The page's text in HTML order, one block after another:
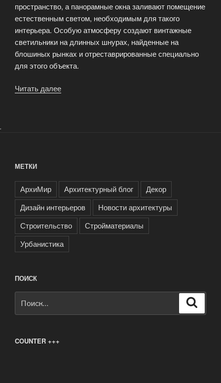
пространство, а панорамные окна заливают помещение
естественным светом, необходимым для такого
интерьера. Особую атмосферу создают винтажные
светильники на длинных шнурах, найденные на
блошиных рынках и отреставрированные специально
для этого объекта.
Читать далее
архитекторов
портала»
.
МЕТКИ
АрхиМир Архитектурный блог
Декор
Дизайн интерьеров
Новости архитектуры
Строительство
Стройматериалы
Урбанистика
ПОИСК
COUNTER +++